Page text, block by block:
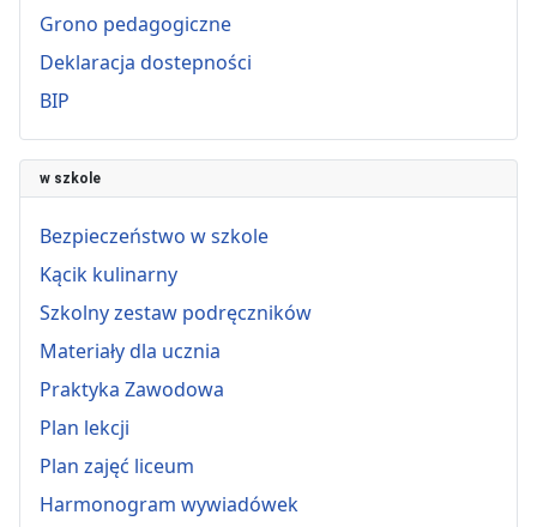
Grono pedagogiczne
Deklaracja dostepności
BIP
w szkole
Bezpieczeństwo w szkole
Kącik kulinarny
Szkolny zestaw podręczników
Materiały dla ucznia
Praktyka Zawodowa
Plan lekcji
Plan zajęć liceum
Harmonogram wywiadówek